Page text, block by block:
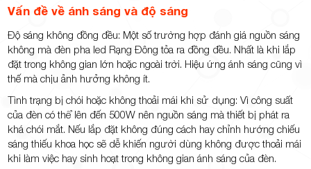
Vấn đề về ánh sáng và độ sáng
Độ sáng không đồng đều: Một số trường hợp đánh giá nguồn sáng
không mà đèn pha led Rạng Đông tỏa ra đồng đều. Nhất là khi lắp
đặt trong không gian lớn hoặc ngoài trời. Hiệu ứng ánh sáng cũng vì
thế mà chịu ảnh hưởng không ít.
Tình trạng bị chói hoặc không thoải mái khi sử dụng: Vì công suất
của đèn có thể lên đến 500W nên nguồn sáng mà thiết bị phát ra
khá chói mắt. Nếu lắp đặt không đúng cách hay chỉnh hướng chiếu
sáng thiếu khoa học sẽ dễ khiến người dùng không được thoải mái
khi làm việc hay sinh hoạt trong không gian ánh sáng của đèn.